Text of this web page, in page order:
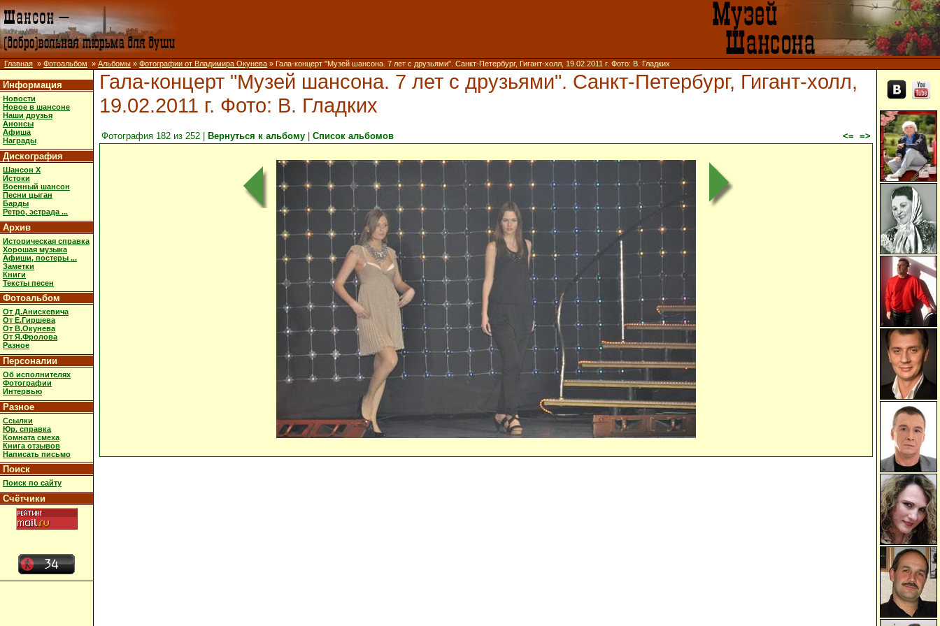
Главная » Фотоальбом » Альбомы » Фотографии от Владимира Окунева » Гала-концерт "Музей шансона. 7 лет с друзьями". Санкт-Петербург, Гигант-холл, 19.02.2011 г. Фото: В. Гладких
Информация
Новости
Новое в шансоне
Наши друзья
Анонсы
Афиша
Награды
Дискография
Шансон X
Истоки
Военный шансон
Песни цыган
Барды
Ретро, эстрада ...
Архив
Историческая справка
Хорошая музыка
Афиши, постеры ...
Заметки
Книги
Тексты песен
Фотоальбом
От Д.Анискевича
От Е.Гиршева
От В.Окунева
От Я.Фролова
Разное
Персоналии
Об исполнителях
Фотографии
Интервью
Разное
Ссылки
Юр. справка
Комната смеха
Книга отзывов
Написать письмо
Поиск
Поиск по сайту
Счётчики
Гала-концерт "Музей шансона. 7 лет с друзьями". Санкт-Петербург, Гигант-холл,
19.02.2011 г. Фото: В. Гладких
Фотография 182 из 252 | Вернуться к альбому Список альбомов <= =>